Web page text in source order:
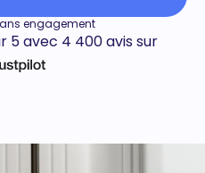
engagement
5 avec 4 400 avis sur